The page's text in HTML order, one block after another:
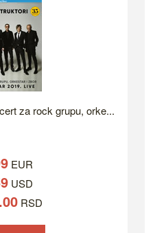
za rock grupu, orke...
EUR
USD
RSD